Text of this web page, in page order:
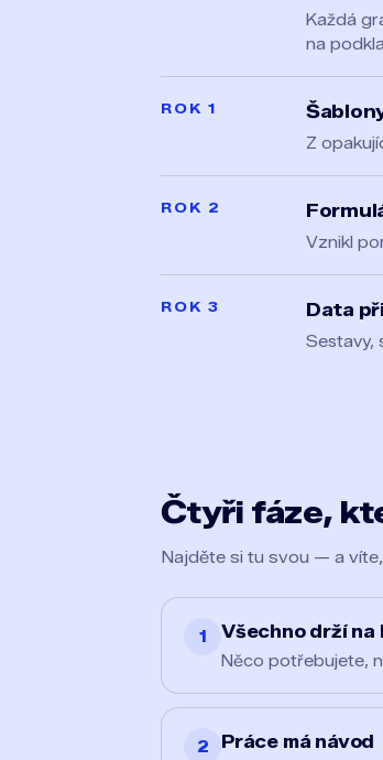
Každá
na
ROK 1
Z
ROK 2
Vznikl
ROK 3 Data
Sestavy,
Čtyři fáze,
Najděte si tu svou — a
1 Všechno drží na
Něco potřebujete,
2 Práce má návod